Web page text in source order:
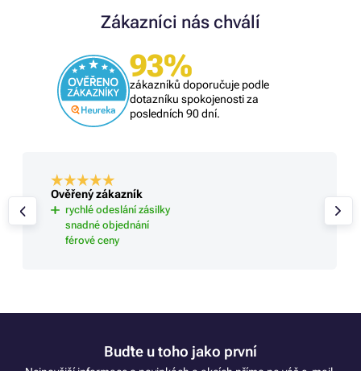
Zákazníci nás chválí
93%
zákazníků doporučuje podle
dotazníku spokojenosti za
posledních 90 dní.
Ověřený zákazník
rychlé odeslání zásilky
snadné objednání
férové ceny
Buďte u toho jako první